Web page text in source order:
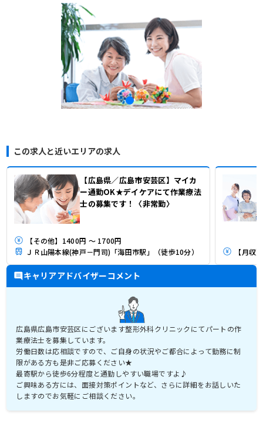
この求人と近いエリアの求人
【広島県／広島市安芸区】マイカ
ー通勤OK★デイケアにて作業療法
士の募集です！〈非常勤〉
【その他】1400円 ～ 1700円
ＪＲ山陽本線(神戸－門司)「海田市駅」（徒歩10分）
【月収
キャリアアドバイザーコメント
広島県広島市安芸区にございます整形外科クリニックにてパートの作
業療法士を募集しています。
労働日数は応相談ですので、ご自身の状況やご都合によって勤務に制
限がある方も是非ご応募ください★
最寄駅から徒歩6分程度と通勤しやすい職場ですよ♪
ご興味ある方には、面接対策ポイントなど、さらに詳細をお話しいた
しますのでお気軽にご相談ください。